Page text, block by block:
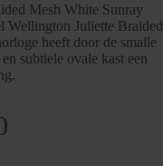
Mesh White Sunray
Wellington Juliette Braided
heeft door de smalle
subtiele ovale kast een